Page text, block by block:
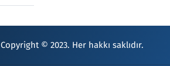
Copyright © 2023. Her hakkı saklıdır.